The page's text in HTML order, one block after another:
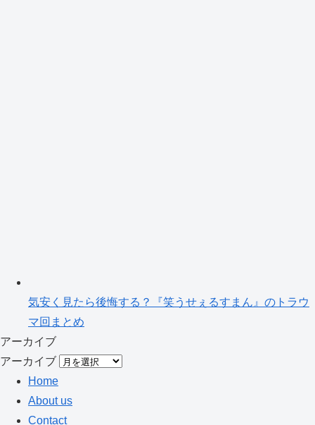
気安く見たら後悔する？『笑うせぇるすまん』のトラウ
マ回まとめ
アーカイブ
アーカイブ
Home
About us
Contact